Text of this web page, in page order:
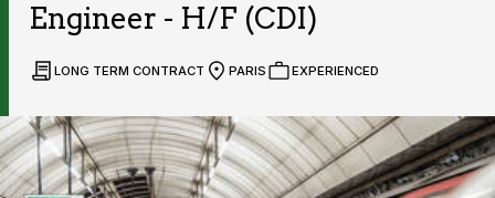
Engineer - H/F (CDI)
LONG TERM CONTRACT PARIS EXPERIENCED